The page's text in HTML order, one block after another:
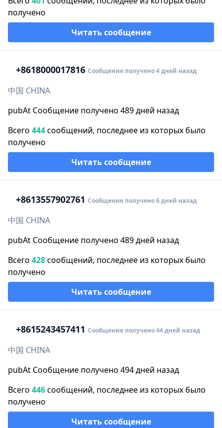
получено
Читать сообщение
+8618000017816 Сообщение получено 4 дней назад
中国 CHINA
pubAt Сообщение получено 489 дней назад
Всего 444сообщений, последнее из которых было
получено
Читать сообщение
+8613557902761 Сообщение получено 6 дней назад
中国 CHINA
pubAt Сообщение получено 489 дней назад
Всего 428сообщений, последнее из которых было
получено
Читать сообщение
+8615243457411 Сообщение получено 44 дней назад
中国 CHINA
pubAt Сообщение получено 494 дней назад
Всего 446сообщений, последнее из которых было
получено
Читать сообщение